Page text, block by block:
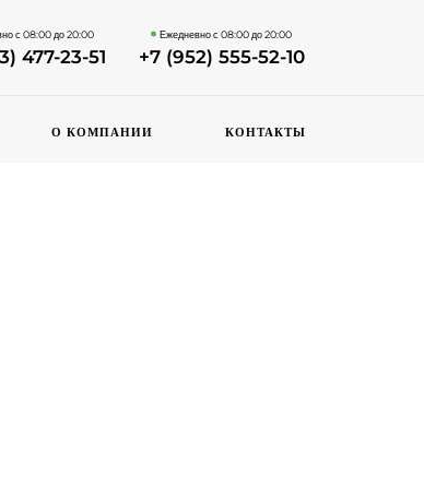
с 08:00 до 20:00
477-23-51
Ежедневно с 08:00 до 20:00
+7 (952) 555-52-10
О КОМПАНИИ КОНТАКТЫ